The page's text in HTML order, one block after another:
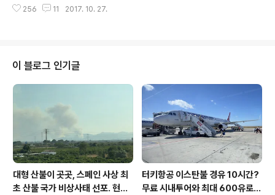
궁, 성관(城館), 성곽 등으로 쓰입니다. 보통 성벽에 둘러
런데 사람, 집, 건물, 극장, 마트, 공원이 없는~ 그런 도시랍
아주 신기한 곳으로 스페인에서도 국가적 관심으로 지정된
자연 상태 보호지역이랍니다. 주소: Carretera CM-210
4, Km 19, 16146 Valdecabras, Cuenca ​저는 스페인
꾸엔까가 고산에 허허벌판만 있을 줄 알았는데, 전혀~ 전
혀~ 그렇지 않았습니다. 이곳은 상상..
256 11 2017. 10. 27.
이 블로그 인기글
대형 산불이 곳곳, 스페인 사상 최
초 산불 국가 비상사태 선포. 현지
터키항공 이스탄불 경유 10시간?
무료 시내투어와 최대 600유로